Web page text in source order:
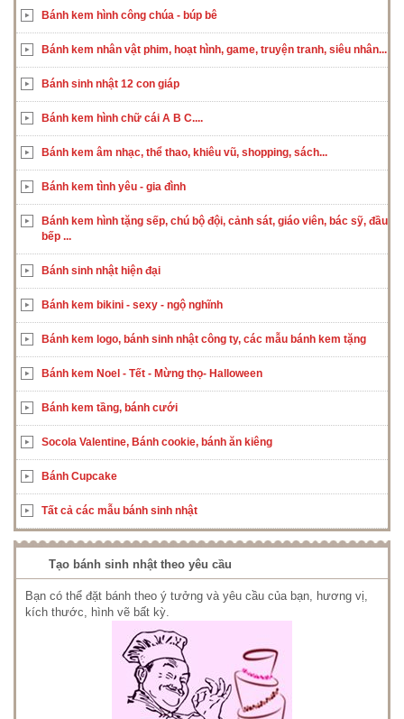
Bánh kem hình công chúa - búp bê
Bánh kem nhân vật phim, hoạt hình, game, truyện tranh, siêu nhân...
Bánh sinh nhật 12 con giáp
Bánh kem hình chữ cái A B C....
Bánh kem âm nhạc, thể thao, khiêu vũ, shopping, sách...
Bánh kem tình yêu - gia đình
Bánh kem hình tặng sếp, chú bộ đội, cảnh sát, giáo viên, bác sỹ, đầu
bếp ...
Bánh sinh nhật hiện đại
Bánh kem bikini - sexy - ngộ nghĩnh
Bánh kem logo, bánh sinh nhật công ty, các mẫu bánh kem tặng
Bánh kem Noel - Tết - Mừng thọ- Halloween
Bánh kem tầng, bánh cưới
Socola Valentine, Bánh cookie, bánh ăn kiêng
Bánh Cupcake
Tất cả các mẫu bánh sinh nhật
Tạo bánh sinh nhật theo yêu cầu
Bạn có thể đặt bánh theo ý tưởng và yêu cầu của bạn, hương vị,
kích thước, hình vẽ bất kỳ.